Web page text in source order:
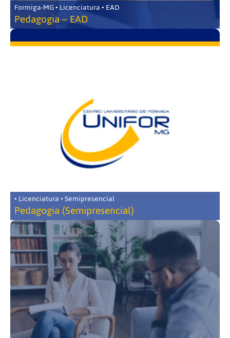
Formiga-MG • Licenciatura • EAD
Pedagogia – EAD
• Licenciatura • Semipresencial
Pedagogia (Semipresencial)